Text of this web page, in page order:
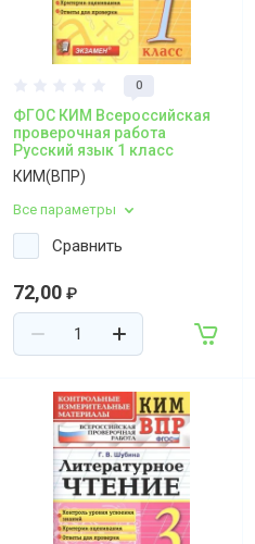
0
ФГОС КИМ Всероссийская
проверочная работа
Русский язык 1 класс
КИМ(ВПР)
Все параметры
Сравнить
72,00 ₽